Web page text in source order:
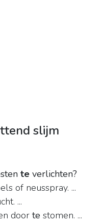
slijm
te verlichten?
of neusspray. ...
...
door te stomen. ...